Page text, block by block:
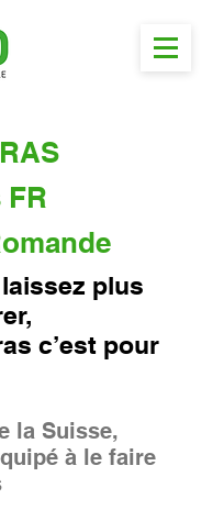
FR
plus
c’est pour
la Suisse,
à le faire